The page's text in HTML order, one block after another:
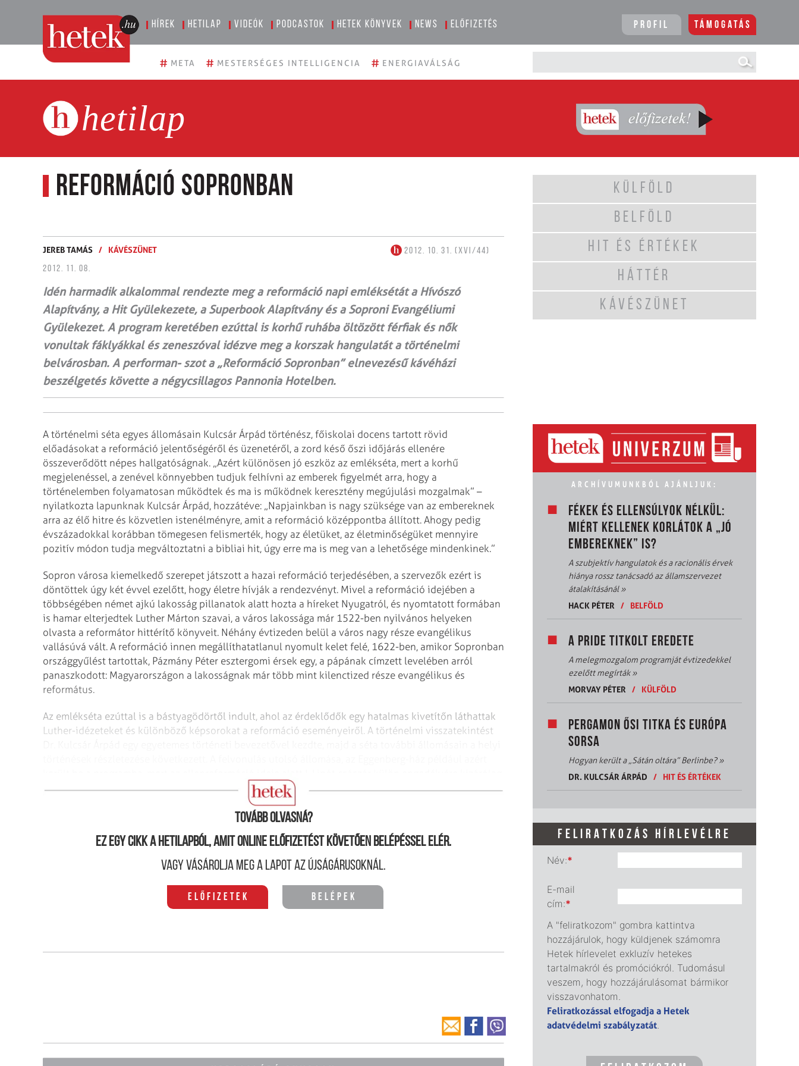
Hírek Hetilap Videók Podcastok Hetek könyvek News Előfizetés Profil Támogatás
# META # MESTERSÉGES INTELLIGENCIA # ENERGIAVÁLSÁG
hetilap
Reformáció Sopronban
JEREB TAMÁS / KÁVÉSZÜNET
2012. 10. 31. (XVI/44)
2012. 11. 08.
Idén harmadik alkalommal rendezte meg a reformáció napi emléksétát a Hívószó
Alapítvány, a Hit Gyülekezete, a Superbook Alapítvány és a Soproni Evangéliumi
Gyülekezet. A program keretében ezúttal is korhű ruhába öltözött férfiak és nők
vonultak fáklyákkal és zeneszóval idézve meg a korszak hangulatát a törté­nel­mi
belvárosban. A per­­­for­man- szot a „Reformáció Sopronban” elnevezésű kávéházi
beszélgetés követte a négycsillagos Pannonia Hotelben.
A történelmi séta egyes állomásain Kulcsár Árpád történész, főiskolai docens tartott rövid
előadásokat a reformáció jelentőségéről és üzenetéről, a zord késő őszi időjárás ellenére
összeverődött népes hallgatóságnak. „Azért különösen jó eszköz az emlékséta, mert a korhű
megjelenéssel, a zenével könnyebben tudjuk felhívni az emberek figyelmét arra, hogy a
történelemben folyamatosan működtek és ma is működnek keresztény megújulási mozgalmak” –
nyilatkozta lapunknak Kulcsár Árpád, hozzátéve: „Napjainkban is nagy szüksége van az embereknek
arra az élő hitre és közvetlen istenélményre, amit a reformáció középpontba állított. Ahogy pedig
évszázadokkal korábban tömegesen felismerték, hogy az életüket, az életminőségüket mennyire
pozitív módon tudja megváltoztatni a bibliai hit, úgy erre ma is meg van a lehetősége mindenkinek.”
Sopron városa kiemelkedő szerepet játszott a hazai reformáció terjedésében, a szervezők ezért is
döntöttek úgy két évvel ezelőtt, hogy életre hívják a rendezvényt. Mivel a reformáció idejében a
többségében német ajkú lakosság pillanatok alatt hozta a híreket Nyugatról, és nyomtatott formában
is hamar elterjedtek Luther Márton szavai, a város lakossága már 1522-ben nyilvános helyeken
olvasta a reformátor hittérítő könyveit. Néhány évtizeden belül a város nagy része evangélikus
vallásúvá vált. A reformáció innen megállíthatatlanul nyomult kelet felé, 1622-ben, amikor Sopronban
országgyűlést tartottak, Pázmány Péter esztergomi érsek egy, a pápá­nak címzett levelében arról
panasz­kodott: Magyarországon a lakosságnak már több mint kilenctized része evangélikus és
református.
Az emlékséta ezúttal is a bástyagödörtől indult, ahol az érdeklődők egy hatalmas kivetítőn láthattak
Luther-idézeteket és különböző képsorokat a reformáció eseményeiről. A történelmi visszatekintést
itt tarthattak protestáns istentiszteletet hazánkban 1671 és 1681 között.
Tovább olvasná?
Ez egy cikk a hetilapból, amit online előfizetést követően belépéssel elér.
Vagy vásárolja meg a lapot az újságárusoknál.
Előfizetek Belépek
KÜLFÖLD
BELFÖLD
HIT ÉS ÉRTÉKEK
HÁTTÉR
KÁVÉSZÜNET
ARCHÍVUMUNKBÓL AJÁNLJUK:
FÉKEK ÉS ELLENSÚLYOK NÉLKÜL:
MIÉRT KELLENEK KORLÁTOK A „JÓ
EMBEREKNEK” IS?
A szubjektív hangulatok és a racionális érvek
hiánya rossz tanácsadó az államszervezet
átalakításánál»
HACK PÉTER
/ BELFÖLD
A PRIDE TITKOLT EREDETE
A melegmozgalom programját évtizedekkel
ezelőtt megírták»
MORVAY PÉTER
/ KÜLFÖLD
PERGAMON ŐSI TITKA ÉS EURÓPA
SORSA
Hogyan került a „Sátán oltára” Berlinbe?»
DR. KULCSÁR ÁRPÁD
/ HIT ÉS ÉRTÉKEK
FELIRATKOZÁS HÍRLEVÉLRE
Név:*
E-mail
cím:*
A "feliratkozom" gombra kattintva
hozzájárulok, hogy küldjenek számomra
Hetek hírlevelet exkluzív hetekes
tartalmakról és promóciókról. Tudomásul
veszem, hogy hozzájárulásomat bármikor
visszavonhatom.
Feliratkozással elfogadja a Hetek
adatvédelmi szabályzatát.